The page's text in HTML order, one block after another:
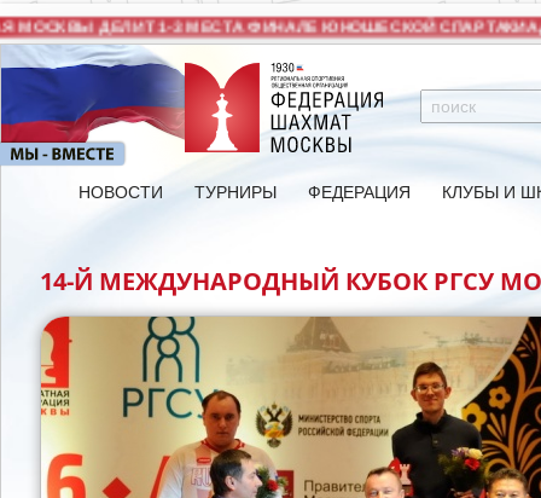
ДЕЛИТ 1-3 МЕСТА ФИНАЛЕ ЮНОШЕСКОЙ
НОВОСТИ ТУРНИРЫ ФЕДЕРАЦИЯ КЛУБЫ И
14-Й МЕЖДУНАРОДНЫЙ КУБОК РГСУ